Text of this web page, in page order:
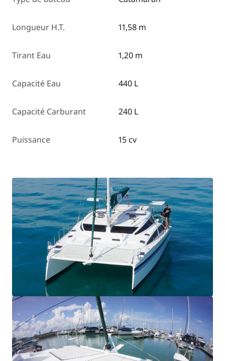
Longueur H.T. 11,58 m
Tirant Eau 1,20 m
Capacité Eau 440 L
Capacité Carburant 240 L
Puissance 15 cv